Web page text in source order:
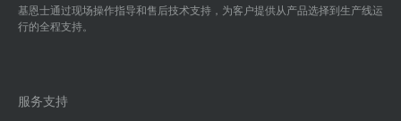
基恩士通过现场操作指导和售后技术支持，为客户提供从产品选择到生产线运
行的全程支持。
服务支持